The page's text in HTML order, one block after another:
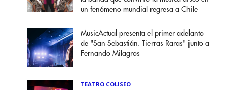
un fenómeno mundial regresa a Chile
MusicActual presenta el primer adelanto
de "San Sebastián. Tierras Raras" junto a
Fernando Milagros
TEATRO COLISEO